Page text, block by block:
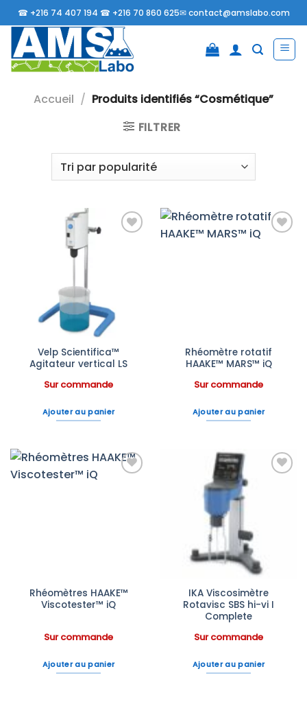
Passer
au
contenu
☎ +216 74 407 194 ☎ +216 70 860 625✉contact@amslabo.com
Accueil / Produits identifiés “Cosmétique”
FILTRER
Velp Scientifica™
Agitateur vertical LS
Sur commande
Ajouter au panier
Rhéomètre rotatif
HAAKE™ MARS™ iQ
Sur commande
Ajouter au panier
Rhéomètres HAAKE™
Viscotester™ iQ
Sur commande
Ajouter au panier
IKA Viscosimètre
Rotavisc SBS hi-vi I
Complete
Sur commande
Ajouter au panier